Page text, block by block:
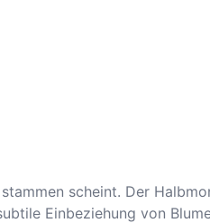
scheint. Der
Einbeziehung von